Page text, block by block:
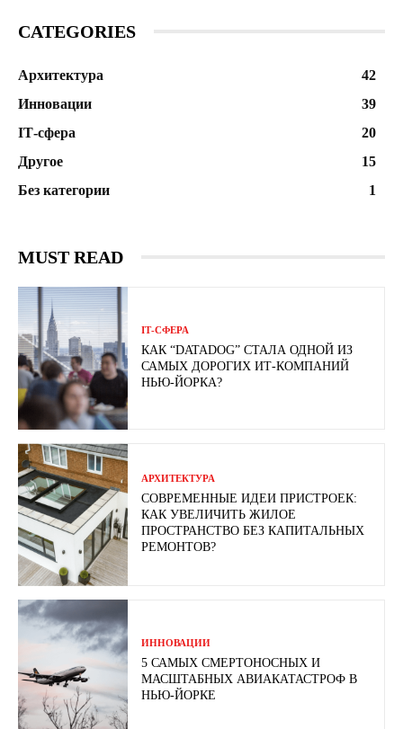
CATEGORIES
Архитектура
42
Инновации
39
ІТ-сфера
20
Другое
15
Без категории
1
MUST READ
ІТ-СФЕРА
КАК “DATADOG” СТАЛА ОДНОЙ ИЗ
САМЫХ ДОРОГИХ ИТ-КОМПАНИЙ
НЬЮ-ЙОРКА?
АРХИТЕКТУРА
СОВРЕМЕННЫЕ ИДЕИ ПРИСТРОЕК:
КАК УВЕЛИЧИТЬ ЖИЛОЕ
ПРОСТРАНСТВО БЕЗ КАПИТАЛЬНЫХ
РЕМОНТОВ?
ИННОВАЦИИ
5 САМЫХ СМЕРТОНОСНЫХ И
МАСШТАБНЫХ АВИАКАТАСТРОФ В
НЬЮ-ЙОРКЕ